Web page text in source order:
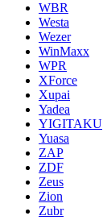
WBR
Westa
Wezer
WinMaxx
WPR
XForce
Xupai
Yadea
YIGITAKU
Yuasa
ZAP
ZDF
Zeus
Zion
Zubr